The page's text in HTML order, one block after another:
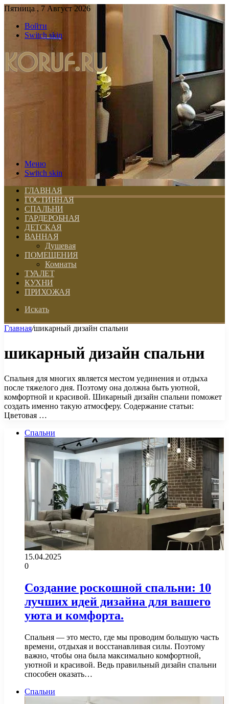
Пятница , 7 Август 2026
Войти
Switch skin
Меню
Switch skin
ГЛАВНАЯ
ГОСТИННАЯ
СПАЛЬНИ
ГАРДЕРОБНАЯ
ДЕТСКАЯ
ВАННАЯ
Душевая
ПОМЕЩЕНИЯ
Комнаты
ТУАЛЕТ
КУХНИ
ПРИХОЖАЯ
Искать
Главная/шикарный дизайн спальни
шикарный дизайн спальни
Спальня для многих является местом уединения и отдыха
после тяжелого дня. Поэтому она должна быть уютной,
комфортной и красивой. Шикарный дизайн спальни поможет
создать именно такую атмосферу. Содержание статьи:
Цветовая …
Спальни
15.04.2025
0
Создание роскошной спальни: 10
лучших идей дизайна для вашего
уюта и комфорта.
Спальня — это место, где мы проводим большую часть
времени, отдыхая и восстанавливая силы. Поэтому
важно, чтобы она была максимально комфортной,
уютной и красивой. Ведь правильный дизайн спальни
способен оказать…
Спальни